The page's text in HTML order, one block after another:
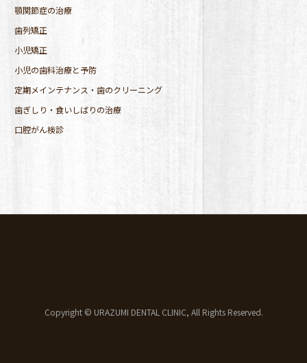
顎関節症の治療
歯列矯正
小児矯正
小児の歯科治療と予防
定期メインテナンス・歯のクリーニング
歯ぎしり・食いしばりの治療
口腔がん検診
Copyright © URAZUMI DENTAL CLINIC, All Rights Reserved.